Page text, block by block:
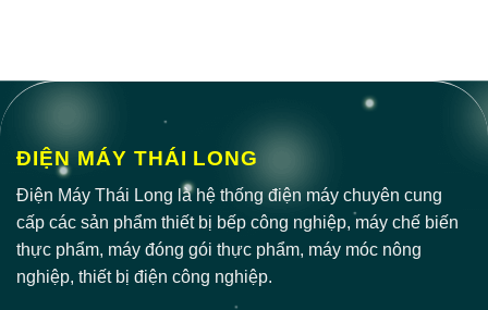
ĐIỆN MÁY THÁI LONG
Điện Máy Thái Long là hệ thống điện máy chuyên cung
cấp các sản phẩm thiết bị bếp công nghiệp, máy chế biến
thực phẩm, máy đóng gói thực phẩm, máy móc nông
nghiệp, thiết bị điện công nghiệp.